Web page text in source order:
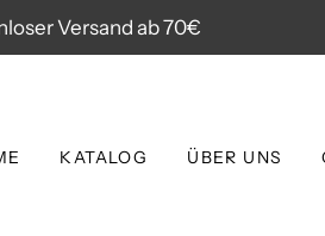
Versand ab 70€
KATALOG ÜBER UNS